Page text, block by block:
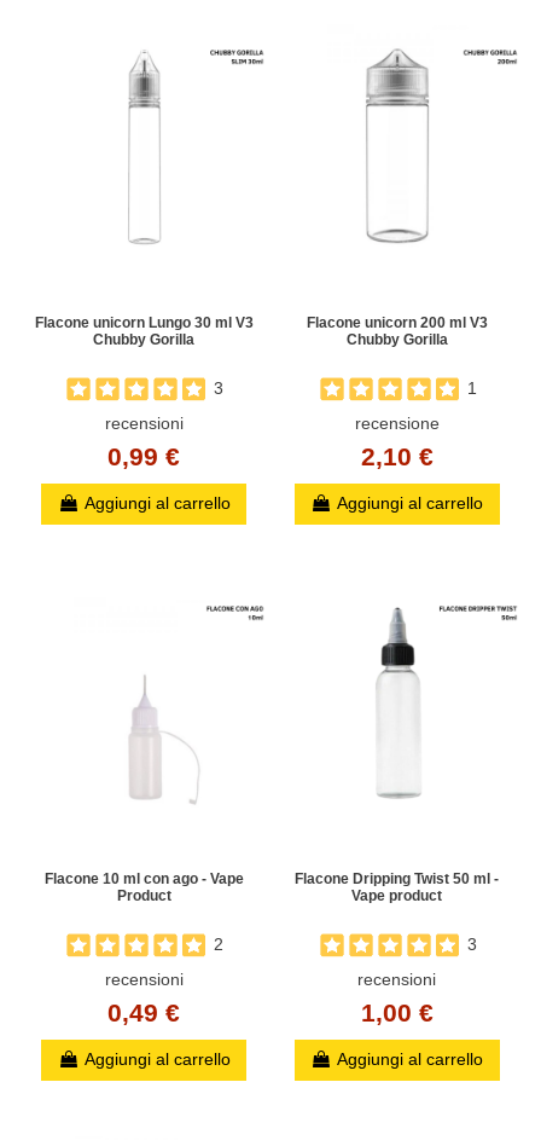
Flacone unicorn Lungo 30 ml V3
Chubby Gorilla
3
recensioni
0,99 €
Aggiungi al carrello
Flacone unicorn 200 ml V3
Chubby Gorilla
1
recensione
2,10 €
Aggiungi al carrello
Flacone 10 ml con ago - Vape
Product
2
recensioni
0,49 €
Aggiungi al carrello
Flacone Dripping Twist 50 ml -
Vape product
3
recensioni
1,00 €
Aggiungi al carrello